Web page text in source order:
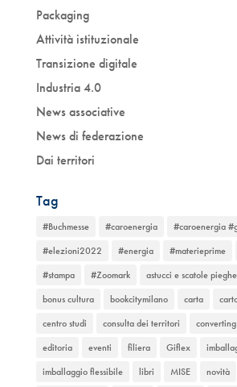
Packaging
Attività istituzionale
Transizione digitale
Industria 4.0
News associative
News di federazione
Dai territori
Tag
#Buchmesse #caroenergia
#caroenergia
#elezioni2022
#energia #materieprime
#stampa
#Zoomark astucci e scatole
bonus cultura
bookcitymilano carta
centro studi
consulta dei territori converting
editoria
eventi filiera Giflex
imballaggio flessibile
libri MISE novità